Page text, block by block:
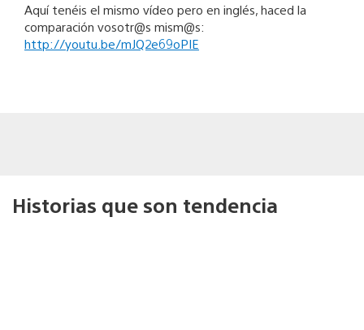
Aquí tenéis el mismo vídeo pero en inglés, haced la
comparación vosotr@s mism@s:
http://youtu.be/mJQ2e69oPIE
Historias que son tendencia